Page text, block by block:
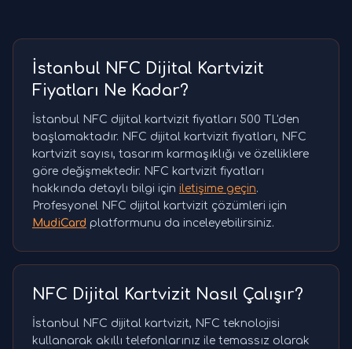
İstanbul NFC Dijital Kartvizit
Fiyatları Ne Kadar?
İstanbul NFC dijital kartvizit fiyatları 500 TL'den
başlamaktadır. NFC dijital kartvizit fiyatları, NFC
kartvizit sayısı, tasarım karmaşıklığı ve özelliklere
göre değişmektedir. NFC kartvizit fiyatları
hakkında detaylı bilgi için iletişime geçin.
Profesyonel NFC dijital kartvizit çözümleri için
MudiCard platformunu da inceleyebilirsiniz.
NFC Dijital Kartvizit Nasıl Çalışır?
İstanbul NFC dijital kartvizit, NFC teknolojisi
kullanarak akıllı telefonlarınız ile temassız olarak